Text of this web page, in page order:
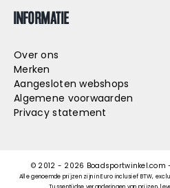
INFORMATIE
Over ons
Merken
Aangesloten webshops
Algemene voorwaarden
Privacy statement
© 2012 - 2026
Alle genoemde prijzen zijn in Euro inclusief BTW,